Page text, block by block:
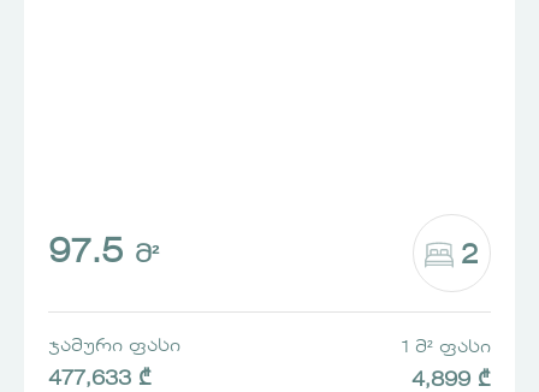
97.5 Მ² 2
ᲯᲐᲛᲣᲠᲘ ᲤᲐᲡᲘ
477,633 ₾
1 Მ² ᲤᲐᲡᲘ
4,899 ₾